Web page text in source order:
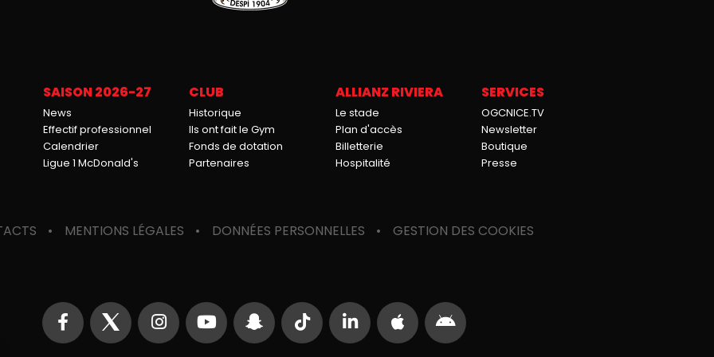
SAISON 2026-27
News
Effectif professionnel
Calendrier
Ligue 1 McDonald's
CLUB
Historique
Ils ont fait le Gym
Fonds de dotation
Partenaires
ALLIANZ RIVIERA
Le stade
Plan d'accès
Billetterie
Hospitalité
SERVICES
OGCNICE.TV
Newsletter
Boutique
Presse
MENTIONS LÉGALES DONNÉES PERSONNELLES GESTION DES COOKIES